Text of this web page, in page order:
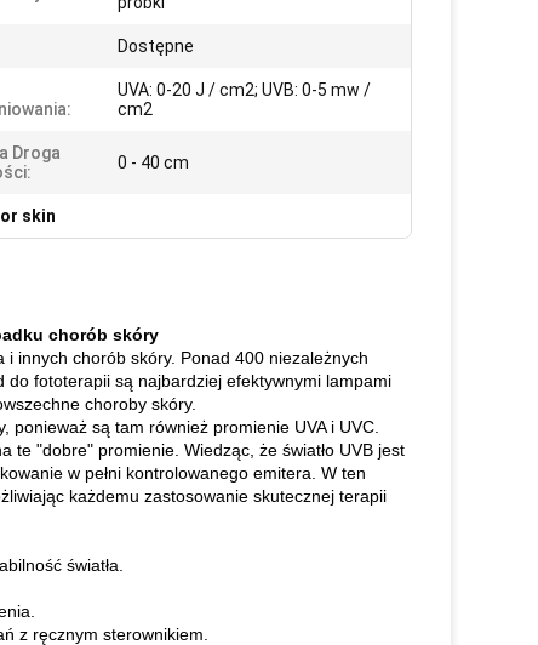
Dostępne
UVA: 0-20 J / cm2; UVB: 0-5 mw /
cm2
Droga
0 - 40 cm
skin
chorób skóry
i innych chorób skóry. Ponad 400 niezależnych
do fototerapii są najbardziej efektywnymi lampami
choroby skóry.
są tam również promienie UVA i UVC.
te "dobre" promienie. Wiedząc, że światło UVB jest
w pełni kontrolowanego emitera. W ten
każdemu zastosowanie skutecznej terapii
światła.
z ręcznym sterownikiem.